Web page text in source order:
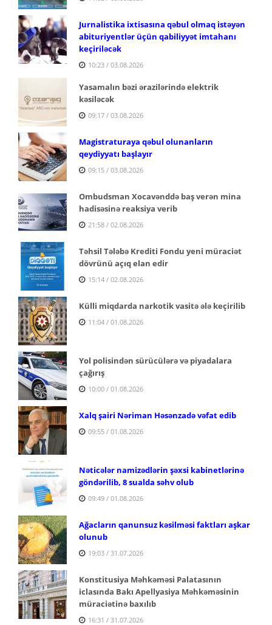
Jurnalistika ixtisasına qəbul olmaq istəyən
abituriyentlər üçün qabiliyyət imtahanı
keçiriləcək
10:23 / 03.08.2026
Yasamalın bəzi ərazilərində elektrik
kəsiləcək
09:17 / 03.08.2026
Magistraturaya qəbul olunanların
qeydiyyatı başlayır
09:15 / 03.08.2026
Ombudsman Xocavənddə baş verən mina
hadisəsinə reaksiya verib
21:58 / 02.08.2026
Təhsil Tələbə Krediti Fondu yeni müraciət
dövrünü açıq elan edir
15:14 / 02.08.2026
Külli miqdarda narkotik vasitə ələ keçirilib
11:04 / 01.08.2026
Yol polisindən sürücülərə və piyadalara
çağırış
10:00 / 01.08.2026
Xalq şairi Nəriman Həsənzadə vəfat edib
09:55 / 01.08.2026
Nəticələr namizədlərin şəxsi kabinetlərinə
göndərilib, 8 sualda səhv olub
09:49 / 01.08.2026
Ağacların qanunsuz kəsilməsi faktları aşkar
olunub
19:03 / 31.07.2026
Konstitusiya Məhkəməsi Palatasının
iclasında Bakı Apellyasiya Məhkəməsinin
müraciətinə baxılıb
16:31 / 31.07.2026